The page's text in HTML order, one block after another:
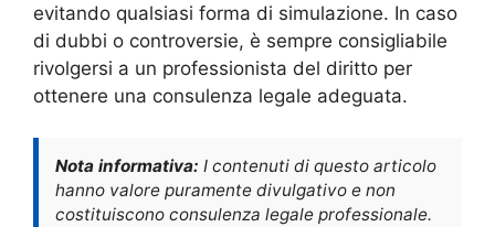
evitando qualsiasi forma di simulazione. In caso
di dubbi o controversie, è sempre consigliabile
rivolgersi a un professionista del diritto per
ottenere una consulenza legale adeguata.
Nota informativa: I contenuti di questo articolo
hanno valore puramente divulgativo e non
costituiscono consulenza legale professionale.